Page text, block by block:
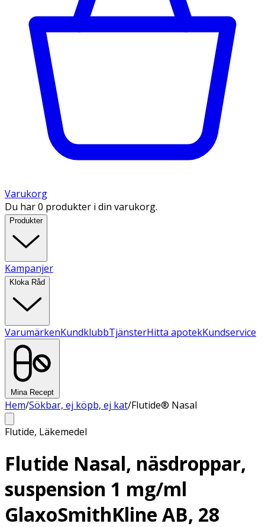
Varukorg
Du har 0 produkter i din varukorg.
Produkter
Kampanjer
Kloka Råd
VarumärkenKundklubbTjänsterHitta apotekKundservice
Mina Recept
Hem/Sökbar, ej köpb, ej kat/Flutide® Nasal
Flutide, Läkemedel
Flutide Nasal, näsdroppar,
suspension 1 mg/ml
GlaxoSmithKline AB, 28